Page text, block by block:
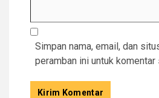
Simpan nama, email, dan
peramban ini untuk komentar